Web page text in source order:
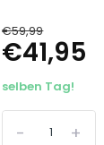
€59,99
€41,95
selben Tag!
+
-